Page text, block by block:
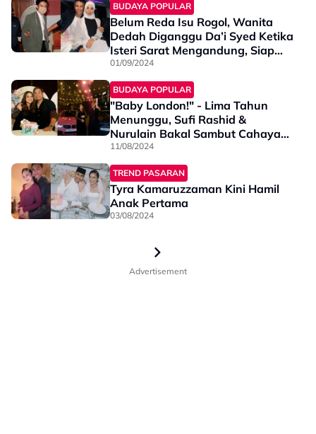
BUDAYA POPULAR
Belum Reda Isu Rogol, Wanita
Dedah Diganggu Da’i Syed Ketika
Isteri Sarat Mengandung, Siap
Ajak Ikut Pergi Dubai?
01/09/2024
BUDAYA POPULAR
"Baby London!" - Lima Tahun
Menunggu, Sufi Rashid &
Nurulain Bakal Sambut Cahaya
Mata Pertama
11/08/2024
TREND PASARAN
Tyra Kamaruzzaman Kini Hamil
Anak Pertama
03/08/2024
Advertisement